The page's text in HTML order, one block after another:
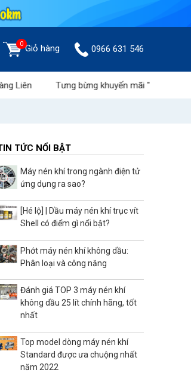
0 Giỏ hàng 0966 631 546
Tưng bừng khuyến mãi "Tháng vàng tri ân"
TỨC NỔI BẬT
Máy nén khí trong ngành điện tử
ứng dụng ra sao?
[Hé lộ] | Dầu máy nén khí trục vít
Shell có điểm gì nổi bật?
Phớt máy nén khí không dầu:
Phân loại và công năng
Đánh giá TOP 3 máy nén khí
không dầu 25 lít chính hãng, tốt
nhất
Top model dòng máy nén khí
Standard được ưa chuộng nhất
năm 2022